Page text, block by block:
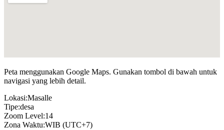
Peta menggunakan Google Maps. Gunakan tombol di bawah untuk
navigasi yang lebih detail.
Lokasi:Masalle
Tipe:desa
Zoom Level:14
Zona Waktu:WIB (UTC+7)